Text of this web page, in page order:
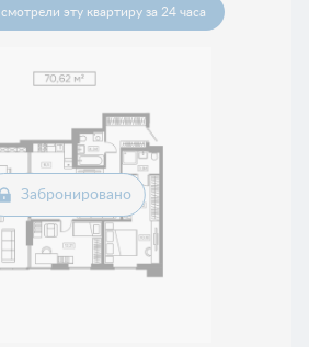
смотрели эту квартиру за 24 часа
Забронировано